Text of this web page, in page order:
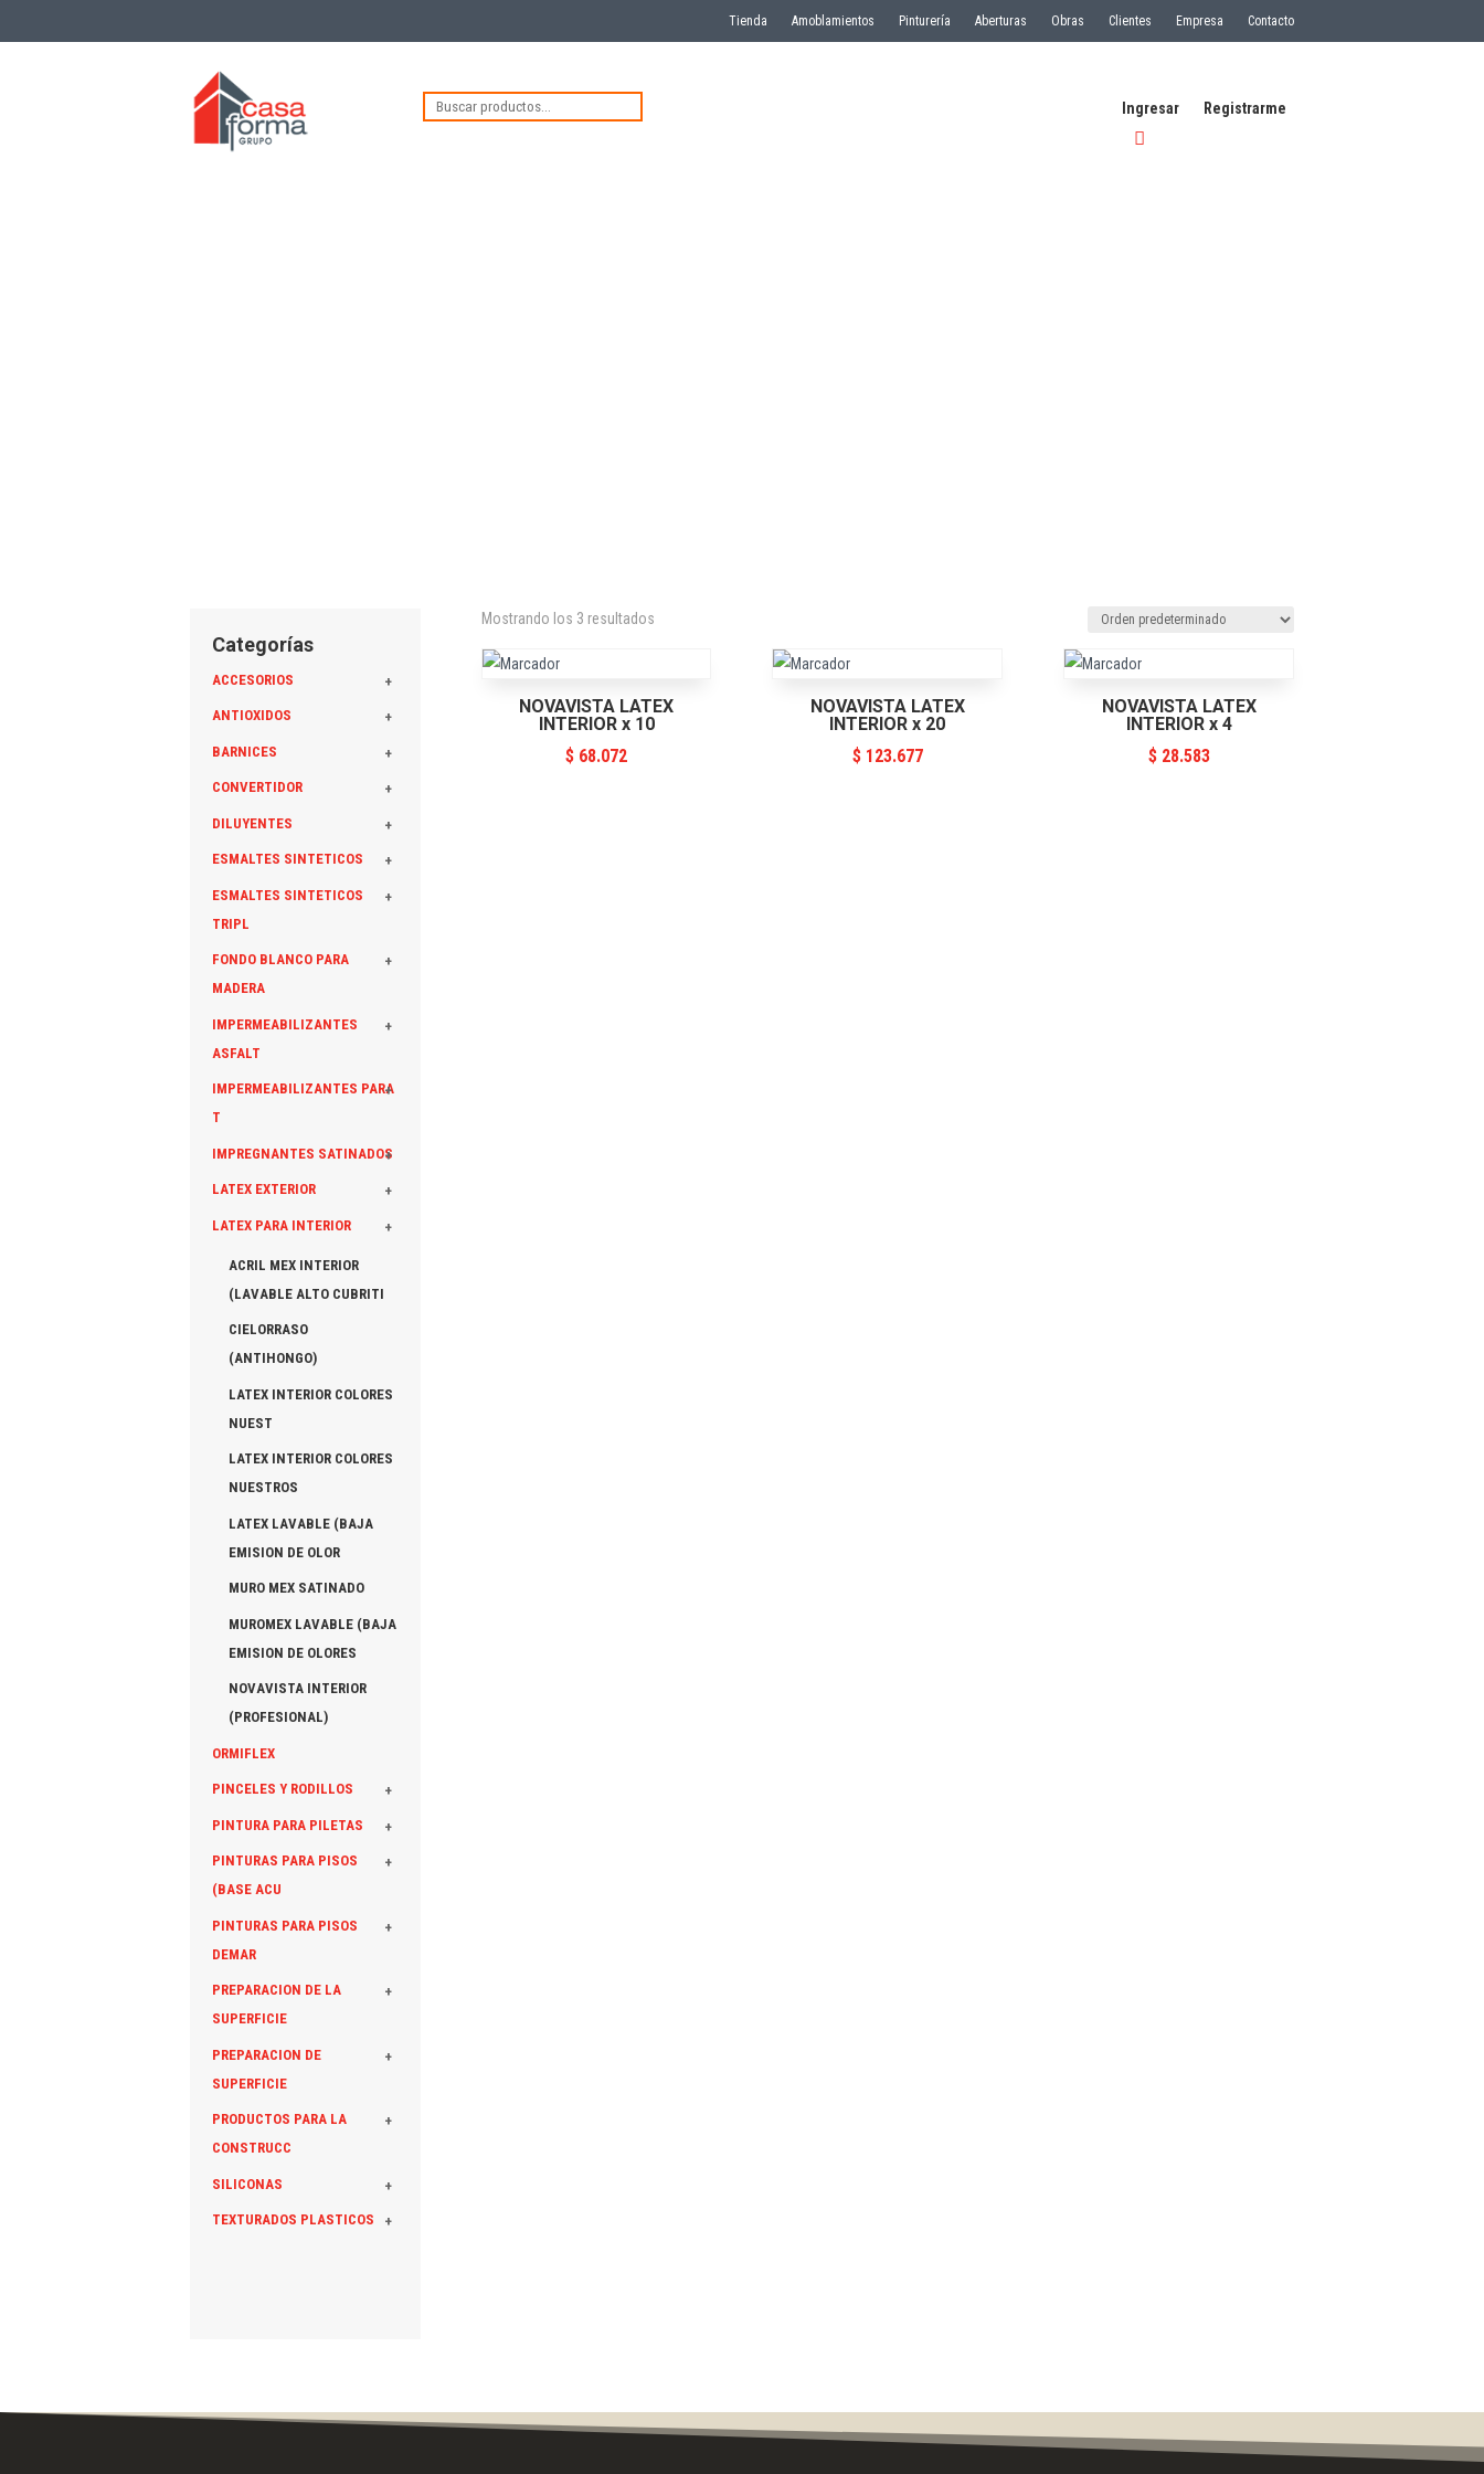
Tienda Amoblamientos Pinturería Aberturas Obras Clientes Empresa Contacto
Buscar
Ingresar Registrarme
Categorías
+
ACCESORIOS
+
ANTIOXIDOS
+
BARNICES
+
CONVERTIDOR
+
DILUYENTES
+
ESMALTES SINTETICOS
+
ESMALTES SINTETICOS
TRIPL
+
FONDO BLANCO PARA
MADERA
+
IMPERMEABILIZANTES
ASFALT
+
IMPERMEABILIZANTES PARA
T
+
IMPREGNANTES SATINADOS
+
LATEX EXTERIOR
+
LATEX PARA INTERIOR
ACRIL MEX INTERIOR
(LAVABLE ALTO CUBRITI
CIELORRASO
(ANTIHONGO)
LATEX INTERIOR COLORES
NUEST
LATEX INTERIOR COLORES
NUESTROS
LATEX LAVABLE (BAJA
EMISION DE OLOR
MURO MEX SATINADO
MUROMEX LAVABLE (BAJA
EMISION DE OLORES
NOVAVISTA INTERIOR
(PROFESIONAL)
ORMIFLEX
+
PINCELES Y RODILLOS
+
PINTURA PARA PILETAS
+
PINTURAS PARA PISOS
(BASE ACU
+
PINTURAS PARA PISOS
DEMAR
+
PREPARACION DE LA
SUPERFICIE
+
PREPARACION DE
SUPERFICIE
+
PRODUCTOS PARA LA
CONSTRUCC
+
SILICONAS
+
TEXTURADOS PLASTICOS
Mostrando los 3 resultados
NOVAVISTA LATEX
INTERIOR x 10
$ 68.072
NOVAVISTA LATEX
INTERIOR x 20
$123.677
NOVAVISTA LATEX
INTERIOR x 4
$28.583